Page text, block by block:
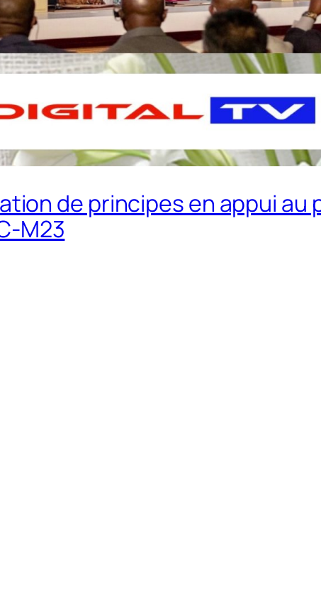
de principes en appui au
M23